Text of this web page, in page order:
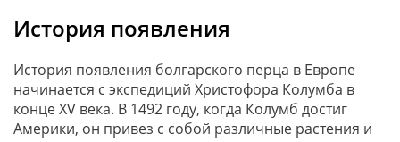
История появления
История появления болгарского перца в Европе
начинается с экспедиций Христофора Колумба в
конце XV века. В 1492 году, когда Колумб достиг
Америки, он привез с собой различные растения и